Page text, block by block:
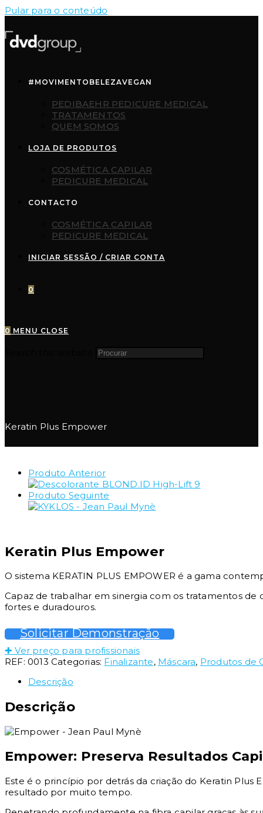
Pular para o conteúdo
#MOVIMENTOBELEZAVEGAN
PEDIBAEHR PEDICURE MEDICAL
TRATAMENTOS
QUEM SOMOS
LOJA DE PRODUTOS
COSMÉTICA CAPILAR
PEDICURE MEDICAL
CONTACTO
COSMÉTICA CAPILAR
PEDICURE MEDICAL
INICIAR SESSÃO / CRIAR CONTA
0
0 MENU CLOSE
Keratin Plus Empower
Produto Anterior
Produto Seguinte
Keratin Plus Empower
O sistema KERATIN PLUS EMPOWER é a gama
Capaz de trabalhar em sinergia com os tratamentos de
fortes e duradouros.
Solicitar Demonstração
✚ Ver preço para profissionais
REF: 0013 Categorias: Finalizante, Máscara, Produtos de
Descrição
Descrição
Empower: Preserva Resultados
Este é o princípio por detrás da criação do Keratin
resultado por muito tempo.